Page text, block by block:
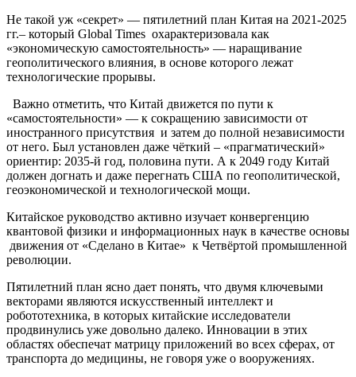
Не такой уж «секрет» — пятилетний план Китая на 2021-2025
гг.– который Global Times охарактеризовала как
«экономическую самостоятельность» — наращивание
геополитического влияния, в основе которого лежат
технологические прорывы.
Важно отметить, что Китай движется по пути к
«самостоятельности» — к сокращению зависимости от
иностранного присутствия и затем до полной независимости
от него. Был установлен даже чёткий – «прагматический»
ориентир: 2035-й год, половина пути. А к 2049 году Китай
должен догнать и даже перегнать США по геополитической,
геоэкономической и технологической мощи.
Китайское руководство активно изучает конвергенцию
квантовой физики и информационных наук в качестве основы
движения от «Сделано в Китае» к Четвёртой промышленной
революции.
Пятилетний план ясно дает понять, что двумя ключевыми
векторами являются искусственный интеллект и
робототехника, в которых китайские исследователи
продвинулись уже довольно далеко. Инновации в этих
областях обеспечат матрицу приложений во всех сферах, от
транспорта до медицины, не говоря уже о вооружениях.